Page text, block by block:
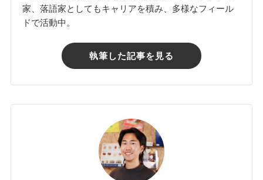
家、落語家としてもキャリアを積み、多様なフィール
ドで活動中。
執筆した記事を見る